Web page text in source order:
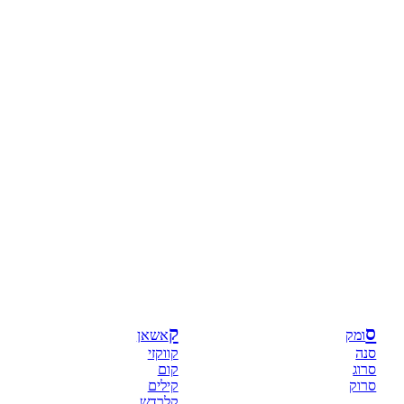
קאשאן
קווקזי
קום
קילים
סומק
סנה
סרוג
סרוק